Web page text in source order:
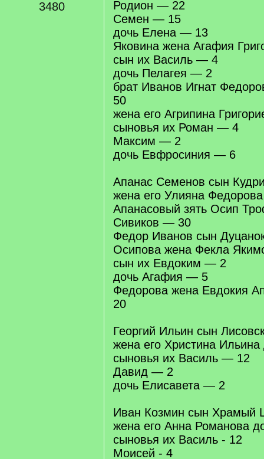
3480
Родион — 22
Семен — 15
дочь Елена — 13
Яковина жена Агафия
сын их Василь — 4
дочь Пелагея — 2
брат Иванов Игнат
50
жена его Агрипина
сыновья их Роман — 4
Максим — 2
дочь Евфросиния — 6
Апанас Семенов сын
жена его Улияна
Апанасовый зять Осип
Сивиков — 30
Федор Иванов сын
Осипова жена Фекла
сын их Евдоким — 2
дочь Агафия — 5
Федорова жена Евдокия
20
Георгий Ильин сын
жена его Христина
сыновья их Василь — 12
Давид — 2
дочь Елисавета — 2
Иван Козмин сын
жена его Анна Романова
сыновья их Василь - 12
Моисей - 4